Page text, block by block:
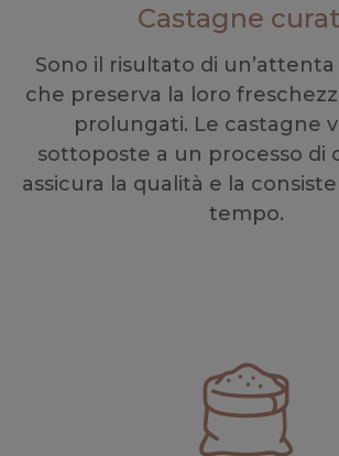
Castagne
Sono il risultato di
che preserva la loro
prolungati. Le castagne
sottoposte a un processo di
assicura la qualità e la
tempo.